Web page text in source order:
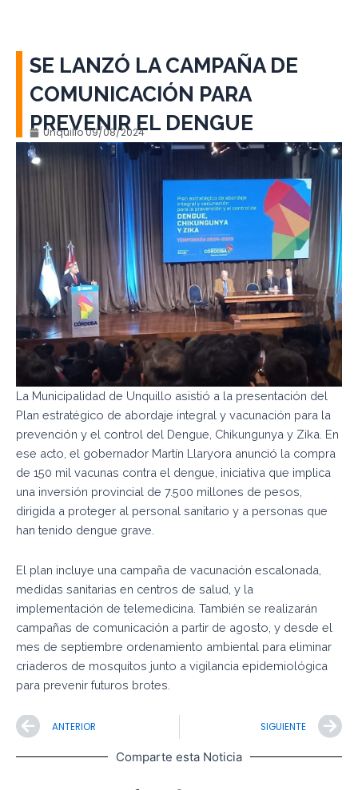
SE LANZÓ LA CAMPAÑA DE
COMUNICACIÓN PARA
PREVENIR EL DENGUE
Unquillo09/08/2024
La Municipalidad de Unquillo asistió a la presentación del
Plan estratégico de abordaje integral y vacunación para la
prevención y el control del Dengue, Chikungunya y Zika. En
ese acto, el gobernador Martín Llaryora anunció la compra
de 150 mil vacunas contra el dengue, iniciativa que implica
una inversión provincial de 7.500 millones de pesos,
dirigida a proteger al personal sanitario y a personas que
han tenido dengue grave.
El plan incluye una campaña de vacunación escalonada,
medidas sanitarias en centros de salud, y la
implementación de telemedicina. También se realizarán
campañas de comunicación a partir de agosto, y desde el
mes de septiembre ordenamiento ambiental para eliminar
criaderos de mosquitos junto a vigilancia epidemiológica
para prevenir futuros brotes.
Prev
ANTERIOR SIGUIENTE
Comparte esta Noticia